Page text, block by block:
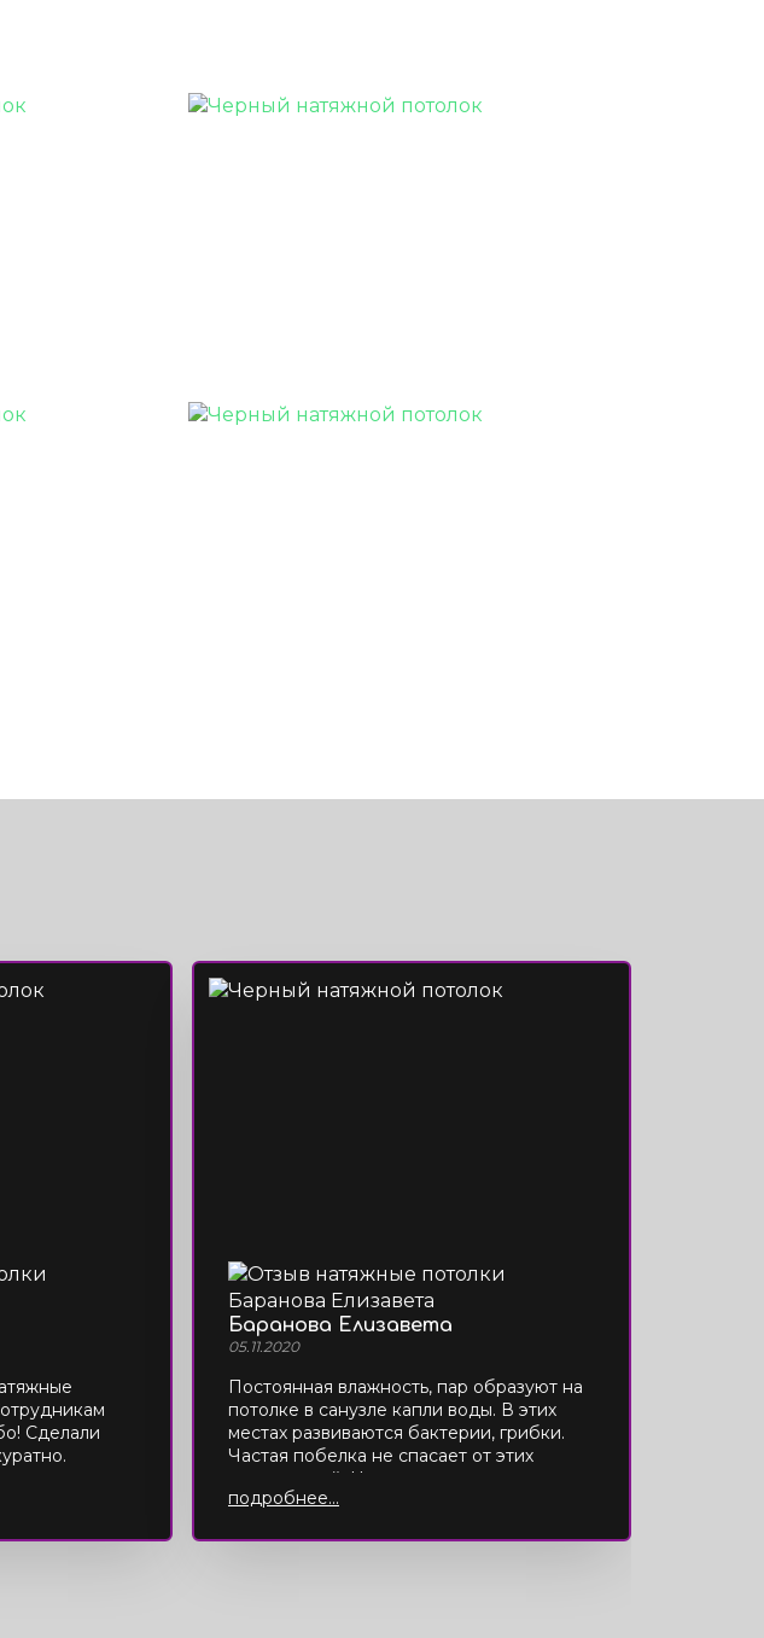
Сделали
Баранова Елизавета
05.11.2020
Постоянная влажность, пар образуют на
потолке в санузле капли воды. В этих
местах развиваются бактерии, грибки.
Частая побелка не спасает от этих
последствий. Натяжное полотно стало
для меня спасением. Мало того, что
потолке, так еще и красиво стало.
подробнее...